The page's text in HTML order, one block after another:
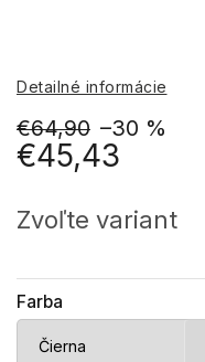
€64,90 –30 %
€45,43
cena:
Zvoľte variant
Farba
Detailné informácie